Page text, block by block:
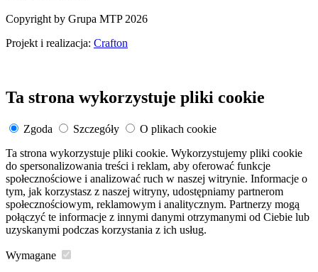
Copyright by Grupa MTP 2026
Projekt i realizacja: Crafton
Ta strona wykorzystuje pliki cookie
Zgoda Szczegóły
O plikach cookie
Ta strona wykorzystuje pliki cookie. Wykorzystujemy pliki cookie
do spersonalizowania treści i reklam, aby oferować funkcje
społecznościowe i analizować ruch w naszej witrynie. Informacje o
tym, jak korzystasz z naszej witryny, udostępniamy partnerom
społecznościowym, reklamowym i analitycznym. Partnerzy mogą
połączyć te informacje z innymi danymi otrzymanymi od Ciebie lub
uzyskanymi podczas korzystania z ich usług.
Wymagane